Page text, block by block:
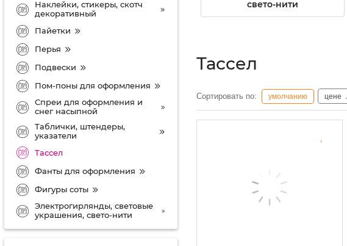
Наклейки, стикеры, скотч
декоративный
Пайетки
Перья
Подвески
Пом-поны для оформления
Спреи для оформления и
снег насыпной
Таблички, штендеры,
указатели
Тассел
Фанты для оформления
Фигуры соты
Электрогирлянды, световые
украшения, свето-нити
свето-нити
Тассел
Сортировать по: умолчанию цене